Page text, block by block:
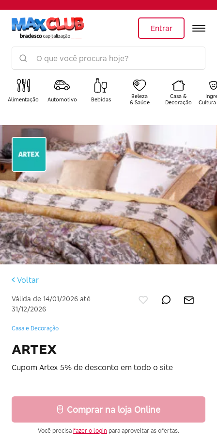
Entrar
Alimentação Automotivo Bebidas
Beleza
& Saúde
Casa &
Decoração
Voltar
Válida de 14/01/2026 até
31/12/2026
Casa e Decoração
ARTEX
Cupom Artex 5% de desconto em todo o site
Comprar na loja Online
Você precisa fazer o login para aproveitar as ofertas.